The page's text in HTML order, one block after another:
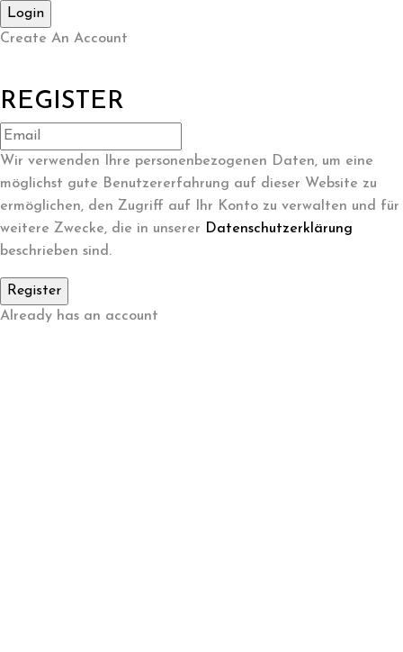
Create An Account
REGISTER
Wir verwenden Ihre personenbezogenen Daten, um eine
möglichst gute Benutzererfahrung auf dieser Website zu
ermöglichen, den Zugriff auf Ihr Konto zu verwalten und für
weitere Zwecke, die in unserer Datenschutzerklärung
beschrieben sind.
Already has an account